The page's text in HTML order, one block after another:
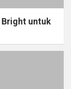
Bright untuk